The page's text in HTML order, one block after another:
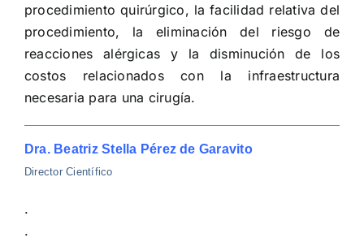
procedimiento quirúrgico, la facilidad relativa del
procedimiento, la eliminación del riesgo de
reacciones alérgicas y la disminución de los
costos relacionados con la infraestructura
necesaria para una cirugía.
Dra. Beatriz Stella Pérez de Garavito
Director Científico
.
.